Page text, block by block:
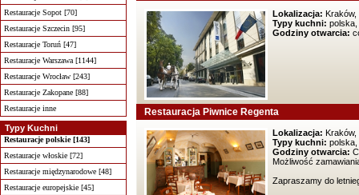
Restauracje Sopot [70]
Restauracje Szczecin [95]
Restauracje Toruń [47]
Restauracje Warszawa [1144]
Restauracje Wrocław [243]
Restauracje Zakopane [88]
Restauracje inne
Typy Kuchni
Restauracje polskie [143]
Restauracje włoskie [72]
Restauracje międzynarodowe [48]
Restauracje europejskie [45]
Lokalizacja:
Typy kuchni:
Godziny otwarcia:
Restauracja Piwnice Regenta
Lokalizacja: Kraków,
Typy kuchni:
Godziny otwarcia:
Możliwość
Zapraszamy do